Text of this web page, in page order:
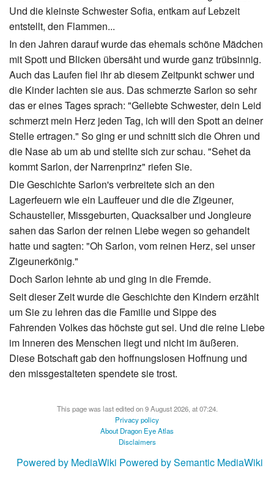
Und die kleinste Schwester Sofia, entkam auf Lebzeit
entstellt, den Flammen...
In den Jahren darauf wurde das ehemals schöne Mädchen
mit Spott und Blicken übersäht und wurde ganz trübsinnig.
Auch das Laufen fiel ihr ab diesem Zeitpunkt schwer und
die Kinder lachten sie aus. Das schmerzte Sarlon so sehr
das er eines Tages sprach: "Geliebte Schwester, dein Leid
schmerzt mein Herz jeden Tag, ich will den Spott an deiner
Stelle ertragen." So ging er und schnitt sich die Ohren und
die Nase ab um ab und stellte sich zur schau. "Sehet da
kommt Sarlon, der Narrenprinz" riefen Sie.
Die Geschichte Sarlon's verbreitete sich an den
Lagerfeuern wie ein Lauffeuer und die die Zigeuner,
Schausteller, Missgeburten, Quacksalber und Jongleure
sahen das Sarlon der reinen Liebe wegen so gehandelt
hatte und sagten: "Oh Sarlon, vom reinen Herz, sei unser
Zigeunerkönig."
Doch Sarlon lehnte ab und ging in die Fremde.
Seit dieser Zeit wurde die Geschichte den Kindern erzählt
um Sie zu lehren das die Familie und Sippe des
Fahrenden Volkes das höchste gut sei. Und die reine Liebe
im Inneren des Menschen liegt und nicht im äußeren.
Diese Botschaft gab den hoffnungslosen Hoffnung und
den missgestalteten spendete sie trost.
This page was last edited on 9 August 2026, at 07:24.
Privacy policy
About Dragon Eye Atlas
Disclaimers
Powered by MediaWiki Powered by Semantic MediaWiki